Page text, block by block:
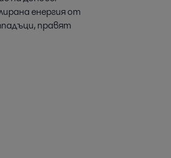
енергия от
правят